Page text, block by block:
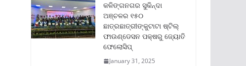
କଳିଙ୍ଗନଗର ସୁକିନ୍ଦା
ଅଞ୍ଚଳର ୧୫୦
ଛାତ୍ରଛାତ୍ରୀଙ୍କୁଟାଟା ଷ୍ଟିଲ୍
ଫାଉଣ୍ଡେସନ ପକ୍ଷରୁ ଜ୍ୟୋତି
ଫେଲୋସିପ୍‌
January 31, 2025